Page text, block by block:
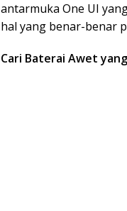
antarmuka One UI
hal yang benar-benar
Cari Baterai Awet